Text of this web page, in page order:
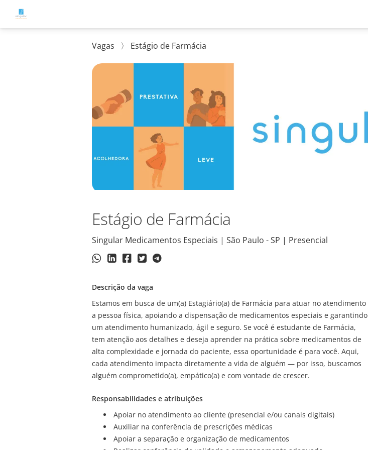
Vagas 〉 Estágio de Farmácia
Estágio de Farmácia
Singular Medicamentos Especiais | São Paulo - SP | Presencial
Descrição da vaga
Estamos em busca de um(a) Estagiário(a) de Farmácia para atuar no atendimento
a pessoa física, apoiando a dispensação de medicamentos especiais e garantindo
um atendimento humanizado, ágil e seguro. Se você é estudante de Farmácia,
tem atenção aos detalhes e deseja aprender na prática sobre medicamentos de
alta complexidade e jornada do paciente, essa oportunidade é para você. Aqui,
cada atendimento impacta diretamente a vida de alguém — por isso, buscamos
alguém comprometido(a), empático(a) e com vontade de crescer.
Responsabilidades e atribuições
Apoiar no atendimento ao cliente (presencial e/ou canais digitais)
Auxiliar na conferência de prescrições médicas
Apoiar a separação e organização de medicamentos